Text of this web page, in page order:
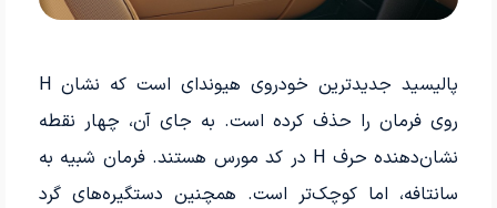
پالیسید جدیدترین خودروی هیوندای است که نشان H
روی فرمان را حذف کرده است. به جای آن، چهار نقطه
نشان‌دهنده حرف H در کد مورس هستند. فرمان شبیه به
سانتافه، اما کوچک‌تر است. همچنین دستگیره‌های گرد